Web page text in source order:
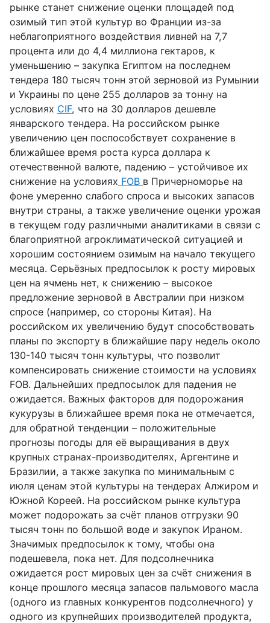
рынке станет снижение оценки площадей под
озимый тип этой культур во Франции из-за
неблагоприятного воздействия ливней на 7,7
процента или до 4,4 миллиона гектаров, к
уменьшению – закупка Египтом на последнем
тендера 180 тысяч тонн этой зерновой из Румынии
и Украины по цене 255 долларов за тонну на
условиях CIF, что на 30 долларов дешевле
январского тендера. На российском рынке
увеличению цен поспособствует сохранение в
ближайшее время роста курса доллара к
отечественной валюте, падению – устойчивое их
снижение на условиях FOB в Причерноморье на
фоне умеренно слабого спроса и высоких запасов
внутри страны, а также увеличение оценки урожая
в текущем году различными аналитиками в связи с
благоприятной агроклиматической ситуацией и
хорошим состоянием озимым на начало текущего
месяца. Серьёзных предпосылок к росту мировых
цен на ячмень нет, к снижению – высокое
предложение зерновой в Австралии при низком
спросе (например, со стороны Китая). На
российском их увеличению будут способствовать
планы по экспорту в ближайшие пару недель около
130-140 тысяч тонн культуры, что позволит
компенсировать снижение стоимости на условиях
FOB. Дальнейших предпосылок для падения не
ожидается. Важных факторов для подорожания
кукурузы в ближайшее время пока не отмечается,
для обратной тенденции – положительные
прогнозы погоды для её выращивания в двух
крупных странах-производителях, Аргентине и
Бразилии, а также закупка по минимальным с
июля ценам этой культуры на тендерах Алжиром и
Южной Кореей. На российском рынке культура
может подорожать за счёт планов отгрузки 90
тысяч тонн по большой воде и закупок Ираном.
Значимых предпосылок к тому, чтобы она
подешевела, пока нет. Для подсолнечника
ожидается рост мировых цен за счёт снижения в
конце прошлого месяца запасов пальмового масла
(одного из главных конкурентов подсолнечного) у
одного из крупнейших производителей продукта,